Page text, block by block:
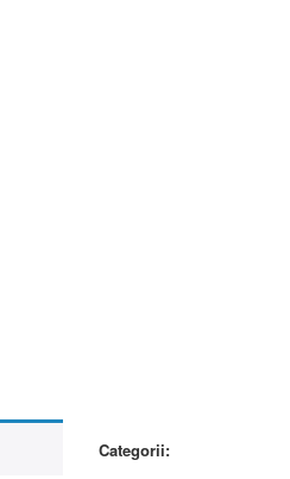
Categorii: